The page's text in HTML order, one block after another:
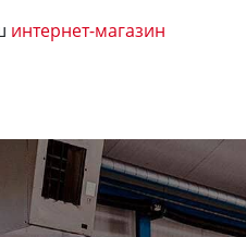
интернет-магазин